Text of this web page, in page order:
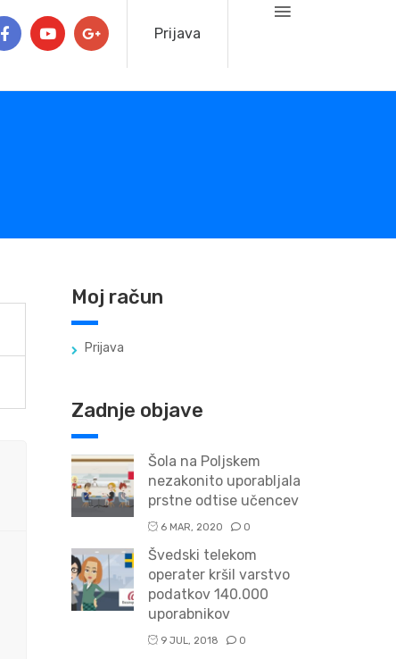
Prijava
Moj račun
Prijava
Zadnje objave
Šola na Poljskem
nezakonito uporabljala
prstne odtise učencev
6 MAR, 2020 0
Švedski telekom
operater kršil varstvo
podatkov 140.000
uporabnikov
9 JUL, 2018 0